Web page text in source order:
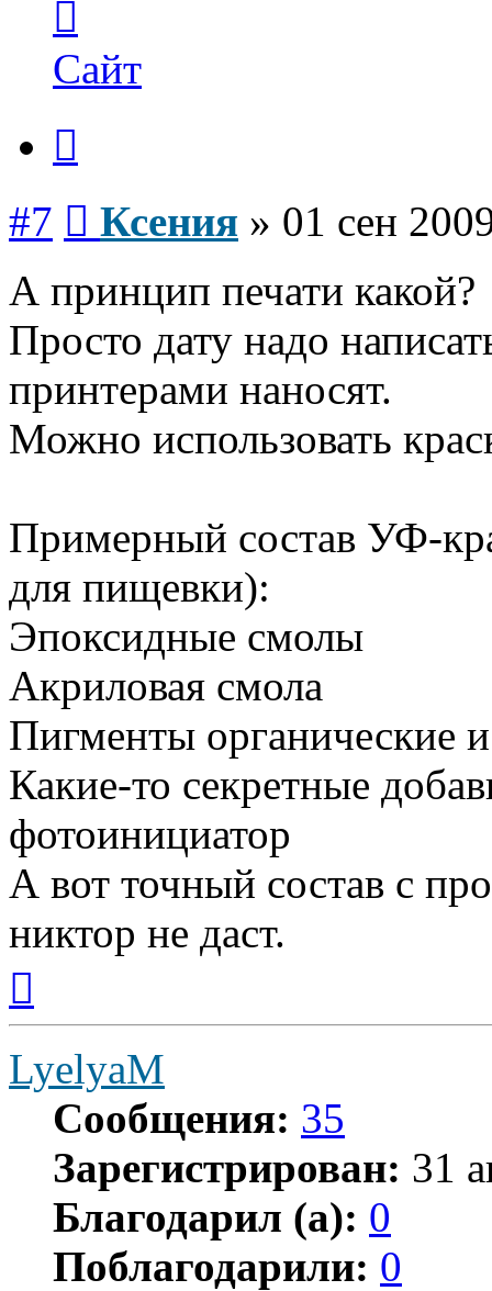
пользователя
Ксения
Сайт
#7 Ксения » 01 сен
А принцип печати какой?
Просто дату надо
принтерами наносят.
Можно использовать
Примерный состав УФ-
для пищевки):
Эпоксидные смолы
Акриловая смола
Пигменты органические
Какие-то секретные
фотоинициатор
А вот точный состав с
никтор не даст.
началу
LyelyaM
Сообщения: 35
Зарегистрирован: 31
Благодарил (а): 0
Поблагодарили: 0